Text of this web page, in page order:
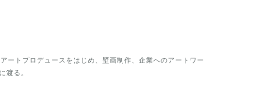
ートプロデュースをはじめ、壁画制作、企業へのアートワー
渡る。